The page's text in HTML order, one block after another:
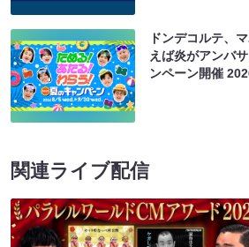
ドンデコルテ、
えば炎がアンバ
ンペーン開催
関連ライブ配信